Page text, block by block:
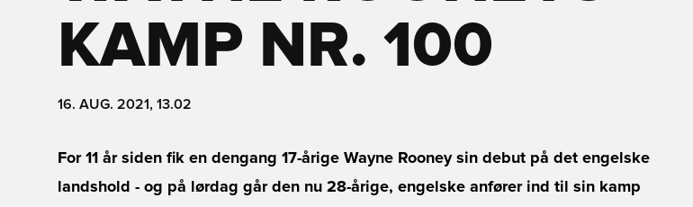
KAMP NR. 100
16. AUG. 2021, 13.02
For 11 år siden fik en dengang 17-årige Wayne Rooney sin debut på det engelske
landshold - og på lørdag går den nu 28-årige, engelske anfører ind til sin kamp